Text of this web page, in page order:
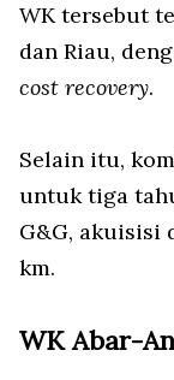
WK tersebut
dan Riau,
cost recovery.
Selain itu,
untuk tiga
G&G, akuisisi
km.
WK Abar-